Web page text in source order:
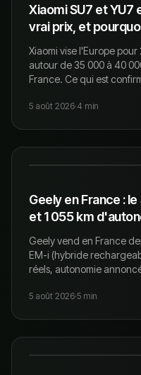
Xiaomi SU7 et YU7
vrai prix, et
Xiaomi vise l'Europe
autour de 35 000 à 40
France. Ce qui est
5 août 2026·4 min
Geely en France :
et 1 055 km
Geely vend en France
EM-i (hybride
réels, autonomie
5 août 2026·5 min